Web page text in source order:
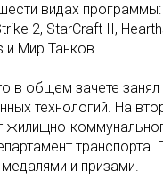
видах программы:
2, StarCraft II,
и Мир Танков.
в общем зачете
технологий. На
жилищно-
транспорта.
и призами.